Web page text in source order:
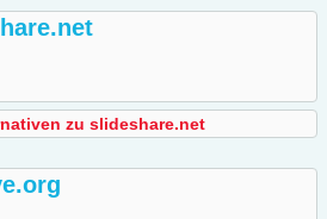
zu slideshare.net